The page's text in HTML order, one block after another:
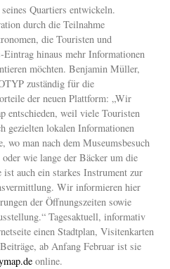
Quartiers entwickeln.
durch die Teilnahme
die Touristen und
hinaus mehr Informationen
möchten. Benjamin Müller,
zuständig für die
der neuen Plattform: „Wir
entschieden, weil viele Touristen
gezielten lokalen Informationen
wo man nach dem Museumsbesuch
wie lange der Bäcker um die
auch ein starkes Instrument zur
Wir informieren hier
der Öffnungszeiten sowie
Tagesaktuell, informativ
einen Stadtplan, Visitenkarten
ab Anfang Februar ist sie
online.